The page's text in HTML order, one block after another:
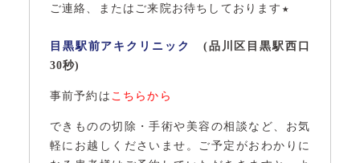
ご連絡、またはご来院お待ちしております★
目黒駅前アキクリニック
(品川区目黒駅西口
30秒)
事前予約は こちらから
できものの切除・手術や美容の相談など、お気
軽にお越しくださいませ。ご予定がおわかりに